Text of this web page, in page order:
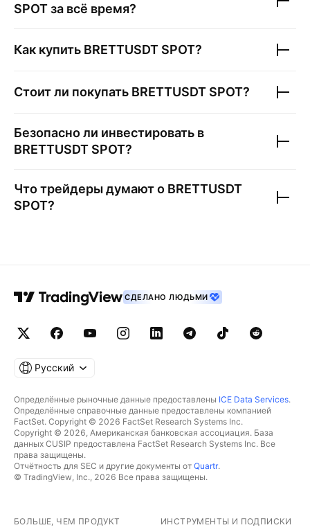
SPOTза всё время?
Как купить BRETTUSDT SPOT?
Стоит ли покупать BRETTUSDT SPOT?
Безопасно ли инвестировать в
BRETTUSDT SPOT?
Что трейдеры думают о BRETTUSDT
SPOT?
СДЕЛАНО ЛЮДЬМИ
Русский
Определённые рыночные данные предоставлены ICE Data Services.
Определённые справочные данные предоставлены компанией
FactSet. Copyright © 2026 FactSet Research Systems Inc.
Copyright © 2026, Американская банковская ассоциация. База
данных CUSIP предоставлена FactSet Research Systems Inc. Все
права защищены.
Отчётность для SEC и другие документы от Quartr.
© TradingView, Inc., 2026 Все права защищены.
БОЛЬШЕ, ЧЕМ ПРОДУКТ ИНСТРУМЕНТЫ И ПОДПИСКИ